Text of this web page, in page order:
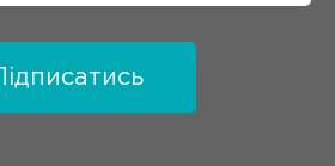
Підписатись